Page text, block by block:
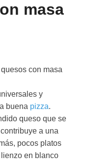
masa
y
buena pizza.
queso que se
a una
pocos platos
en blanco